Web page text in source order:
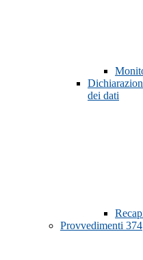
dei dati
Provvedimenti 374